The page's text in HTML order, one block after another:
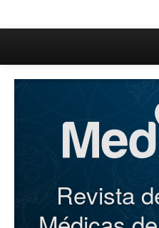
Inicio
Iniciar sesión
Registrarse
Revista